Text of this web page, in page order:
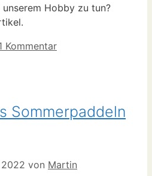
Hobby zu tun?
Kommentar
Sommerpaddeln
von Martin